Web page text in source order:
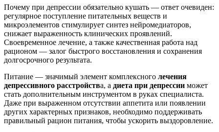
Почему при депрессии обязательно кушать — ответ очевиден:
регулярное поступление питательных веществ и
микроэлементов стимулирует синтез нейромедиаторов,
снижает выраженность клинических проявлений.
Своевременное лечение, а также качественная работа над
рационом — залог быстрого восстановления и сохранения
долгосрочного результата.
Питание — значимый элемент комплексного лечения
депрессивного расстройства, а диета при депрессии может
стать дополнительным инструментом в руках специалиста.
Даже при выраженном отсутствии аппетита или появлении
других характерных признаков, необходимо поддерживать
правильный рацион питания, чтобы ускорить выздоровление.